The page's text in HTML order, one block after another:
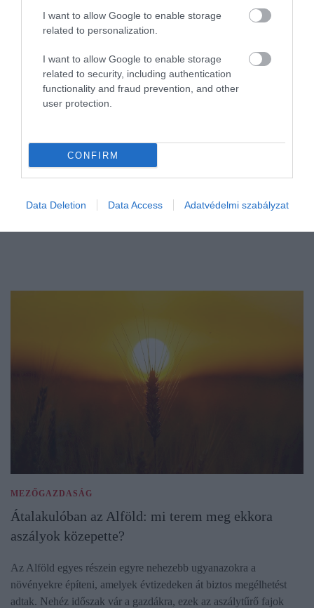
I want to allow Google to enable storage
related to personalization.
I want to allow Google to enable storage
related to security, including authentication
functionality and fraud prevention, and other
user protection.
CONFIRM
Data Deletion Data Access Adatvédelmi szabályzat
Válogat, osztályoz, adatot gyűjt és jelentést készít, vagyis egy
tűnhet, ez nem egy jól képzett idénymunkás, hanem a szüretrobot,
amely…
MEZŐGAZDASÁG
Átalakulóban az Alföld: mi terem meg ekkora
aszályok közepette?
Az Alföld egyes részein egyre nehezebb ugyanazokra a
növényekre építeni, amelyek évtizedeken át biztos megélhetést
adtak. Nehéz időszak vár a gazdákra, ezek az aszálytűrő fajok